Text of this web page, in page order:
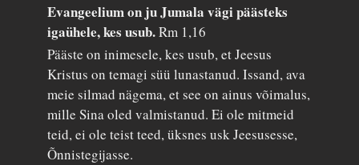
Evangeelium on ju Jumala vägi päästeks
igaühele, kes usub.Rm 1,16
Pääste on inimesele, kes usub, et Jeesus
Kristus on temagi süü lunastanud. Issand, ava
meie silmad nägema, et see on ainus võimalus,
mille Sina oled valmistanud. Ei ole mitmeid
teid, ei ole teist teed, üksnes usk Jeesusesse,
Õnnistegijasse.